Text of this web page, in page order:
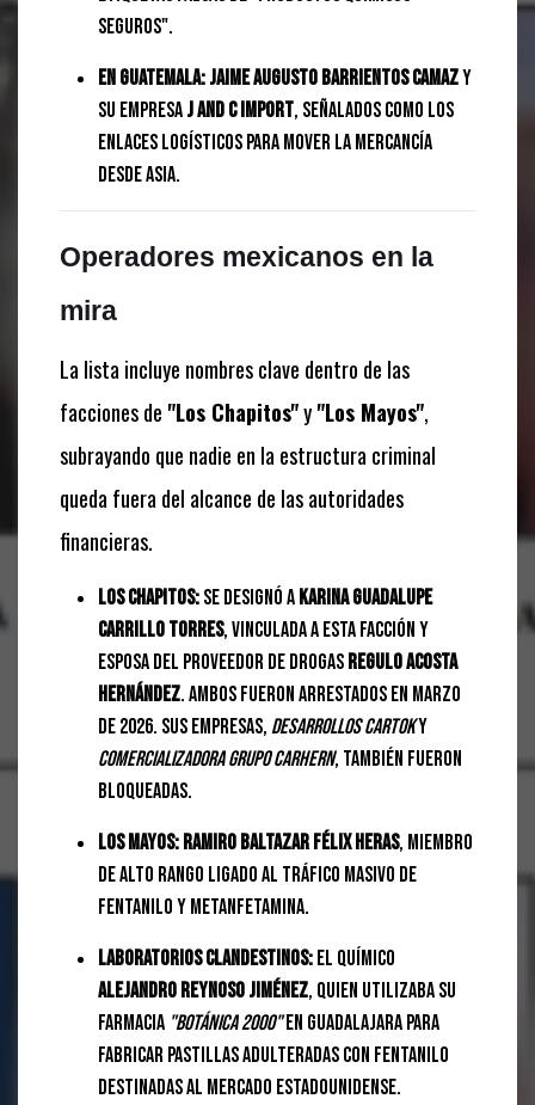
seguros".
En Guatemala:Jaime Augusto Barrientos Camazy
su empresaJ and C Import, señalados como los
enlaces logísticos para mover la mercancía
desde Asia.
Operadores mexicanos en la
mira
La lista incluye nombres clave dentro de las
facciones de "Los Chapitos"y"Los Mayos",
subrayando que nadie en la estructura criminal
queda fuera del alcance de las autoridades
financieras.
Los Chapitos:Se designó aKarina Guadalupe
Carrillo Torres, vinculada a esta facción y
esposa del proveedor de drogasRegulo Acosta
Hernández. Ambos fueron arrestados en marzo
de 2026. Sus empresas,Desarrollos Cartoky
Comercializadora Grupo Carhern, también fueron
bloqueadas.
Los Mayos:Ramiro Baltazar Félix Heras, miembro
de alto rango ligado al tráfico masivo de
fentanilo y metanfetamina.
Laboratorios Clandestinos:El químico
Alejandro Reynoso Jiménez, quien utilizaba su
farmacia "Botánica 2000"en Guadalajara para
fabricar pastillas adulteradas con fentanilo
destinadas al mercado estadounidense.